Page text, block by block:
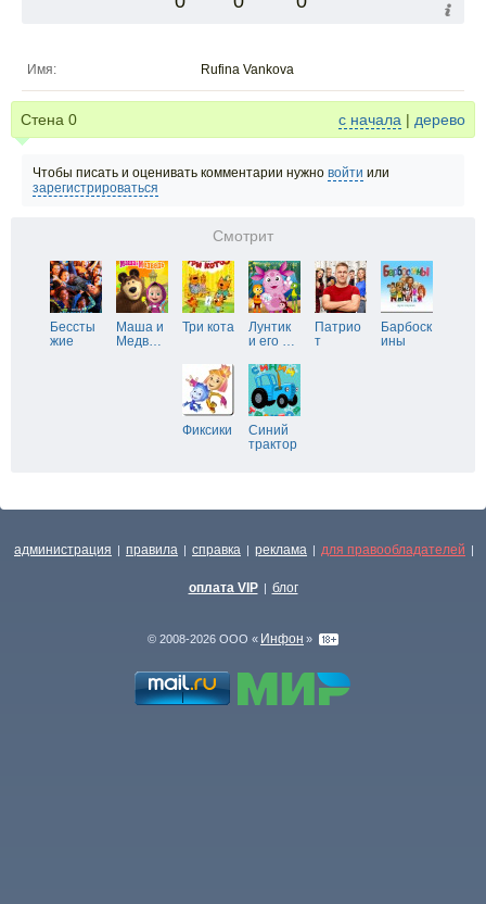
Имя: Rufina Vankova
Стена 0 с начала | дерево
Чтобы писать и оценивать комментарии нужно войти или
зарегистрироваться
Смотрит
Бессты
жие
Маша и
Медв…
Три кота
Лунтик
и его …
Патрио
т
Барбоск
ины
Фиксики
Синий
трактор
администрация | правила | справка | реклама | для правообладателей |
оплата VIP | блог
© 2008-2026 ООО « Инфон »